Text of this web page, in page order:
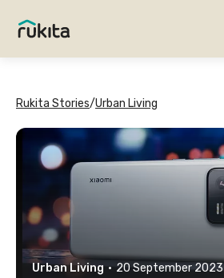
Rukita Stories/Urban Living
Urban Living · 20 September 2023